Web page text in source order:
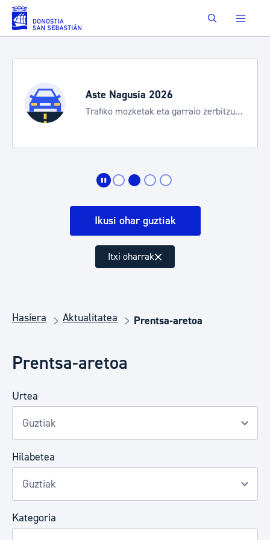
Eduki nagusira joan Buscar
Aste Nagusia 2026
Trafiko mozketak eta garraio zerbitzu
Ikusi ohar guztiak
Itxi oharrak
Hasiera Aktualitatea Prentsa-aretoa
Prentsa-aretoa
Urtea
Hilabetea
Kategoria